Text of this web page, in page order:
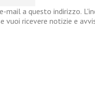
a questo indirizzo.
vuoi ricevere notizie e